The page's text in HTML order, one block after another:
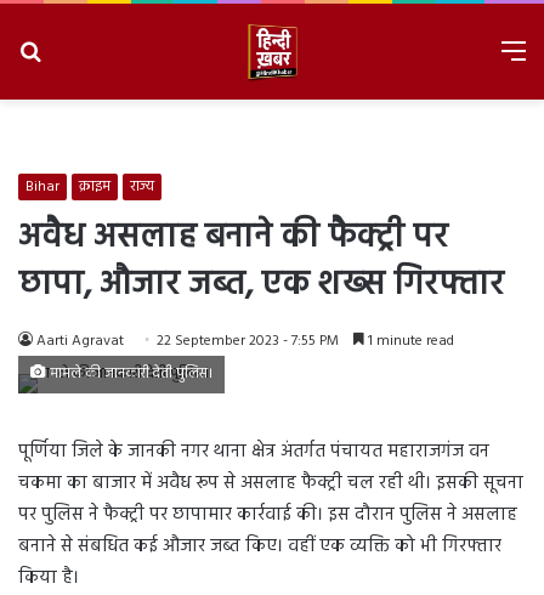
Bihar क्राइम राज्य
अवैध असलाह बनाने की फैक्ट्री पर
छापा, औजार जब्त, एक शख्स गिरफ्तार
Aarti Agravat 22 September 2023 - 7:55 PM 1 minute read
मामले की जानकारी देती पुलिस।
पूर्णिया जिले के जानकी नगर थाना क्षेत्र अंतर्गत पंचायत महाराजगंज वन
चकमा का बाजार में अवैध रूप से असलाह फैक्ट्री चल रही थी। इसकी सूचना
पर पुलिस ने फैक्ट्री पर छापामार कार्रवाई की। इस दौरान पुलिस ने असलाह
बनाने से संबधित कई औजार जब्त किए। वहीं एक व्यक्ति को भी गिरफ्तार
किया है।